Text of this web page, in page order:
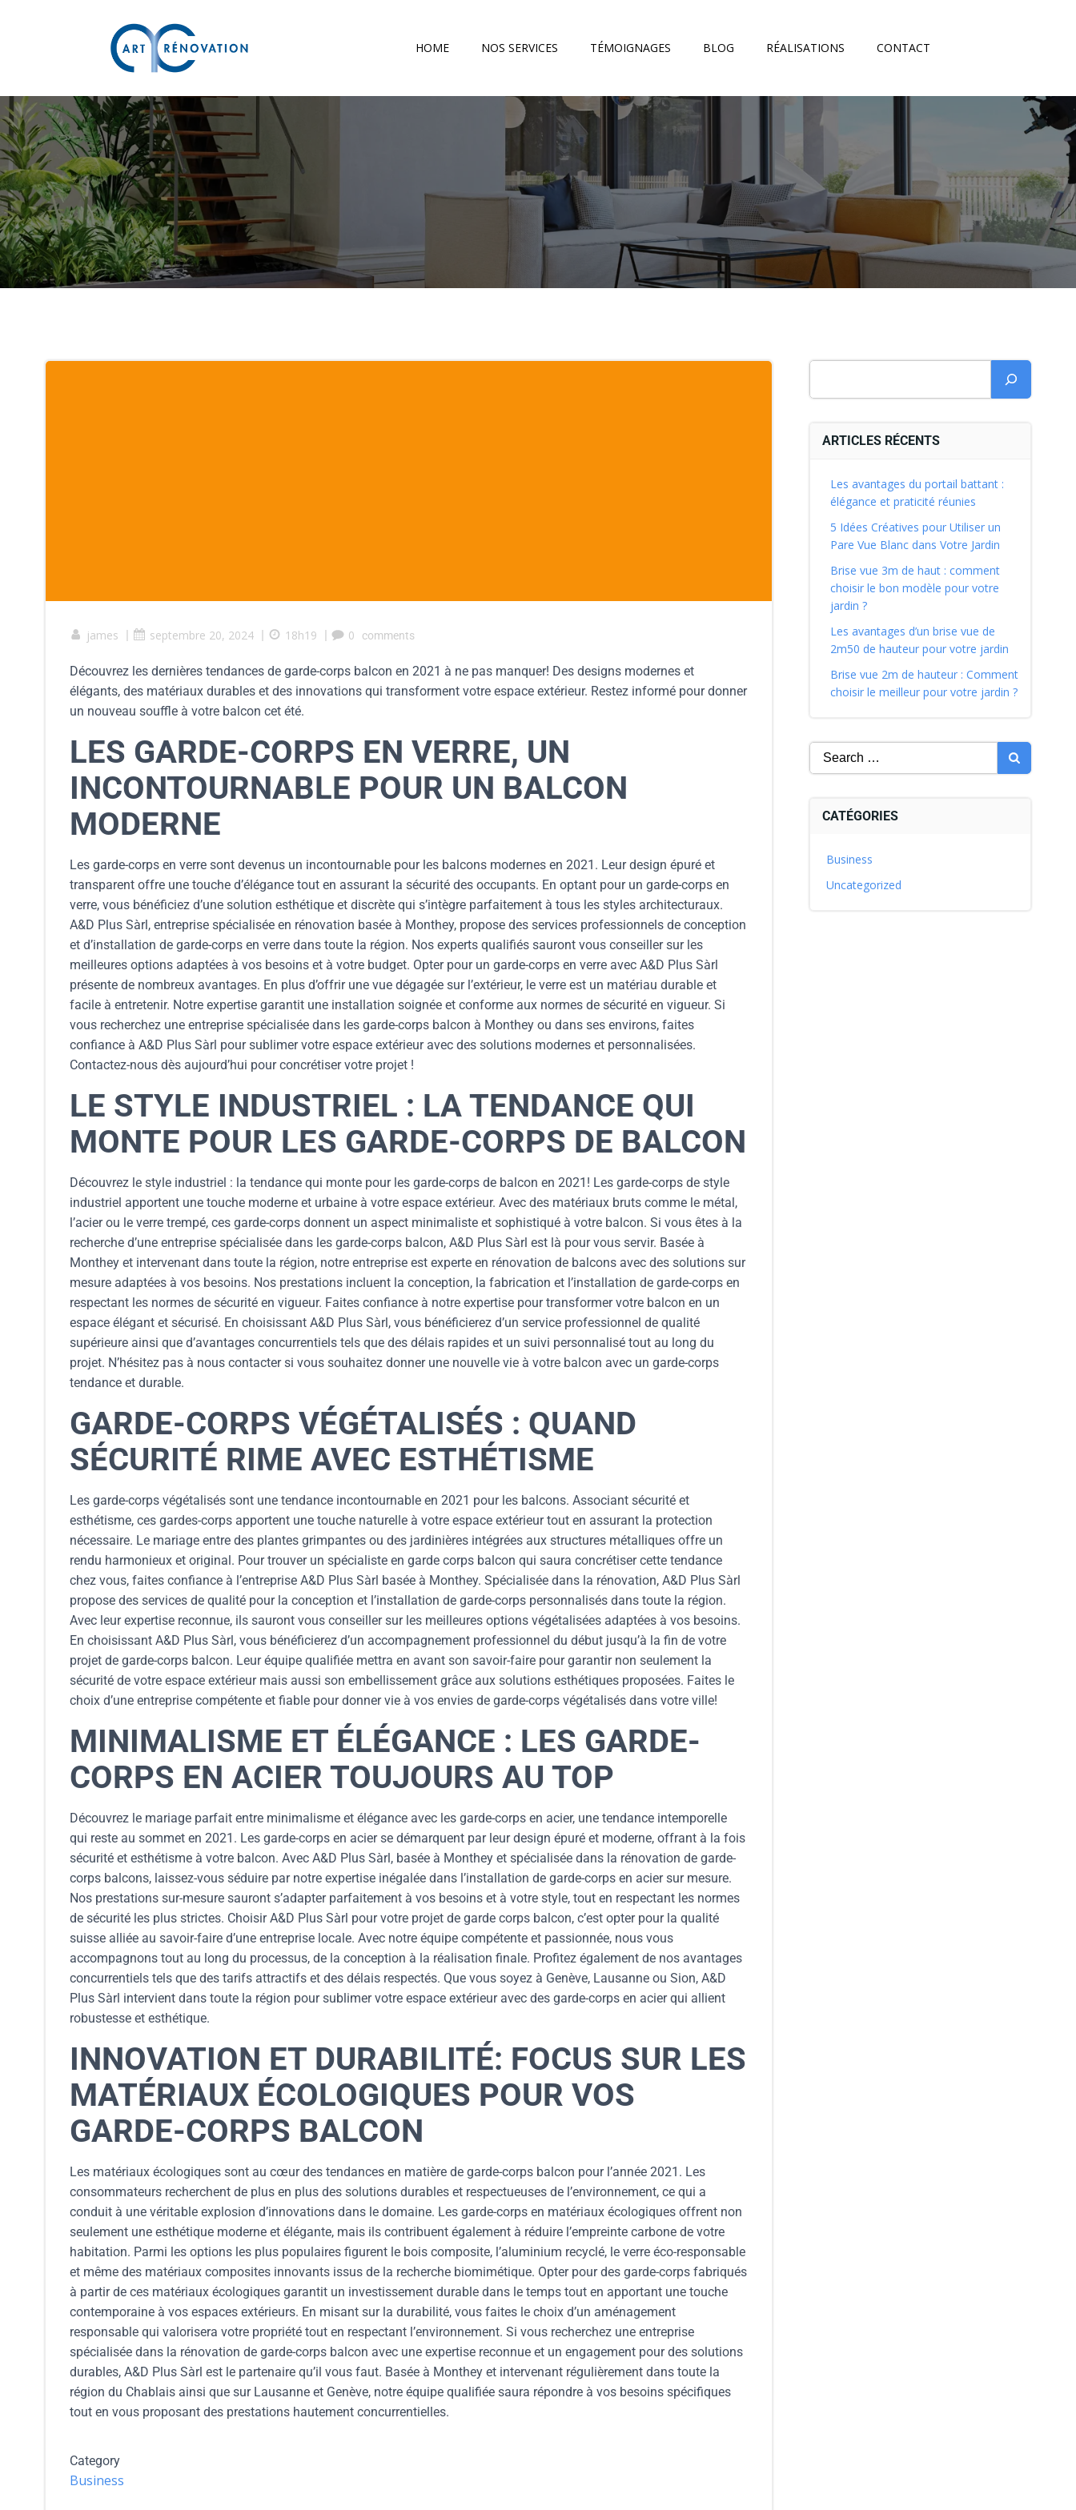
HOME NOS SERVICES TÉMOIGNAGES BLOG RÉALISATIONS CONTACT
james | septembre 20, 2024 | 18h19 | 0 comments
Découvrez les dernières tendances de garde-corps balcon en 2021 à ne pas manquer! Des designs modernes et
élégants, des matériaux durables et des innovations qui transforment votre espace extérieur. Restez informé pour donner
un nouveau souffle à votre balcon cet été.
LES GARDE-CORPS EN VERRE, UN
INCONTOURNABLE POUR UN BALCON
MODERNE
Les garde-corps en verre sont devenus un incontournable pour les balcons modernes en 2021. Leur design épuré et
transparent offre une touche d’élégance tout en assurant la sécurité des occupants. En optant pour un garde-corps en
verre, vous bénéficiez d’une solution esthétique et discrète qui s’intègre parfaitement à tous les styles architecturaux.
A&D Plus Sàrl, entreprise spécialisée en rénovation basée à Monthey, propose des services professionnels de conception
et d’installation de garde-corps en verre dans toute la région. Nos experts qualifiés sauront vous conseiller sur les
meilleures options adaptées à vos besoins et à votre budget. Opter pour un garde-corps en verre avec A&D Plus Sàrl
présente de nombreux avantages. En plus d’offrir une vue dégagée sur l’extérieur, le verre est un matériau durable et
facile à entretenir. Notre expertise garantit une installation soignée et conforme aux normes de sécurité en vigueur. Si
vous recherchez une entreprise spécialisée dans les garde-corps balcon à Monthey ou dans ses environs, faites
confiance à A&D Plus Sàrl pour sublimer votre espace extérieur avec des solutions modernes et personnalisées.
Contactez-nous dès aujourd’hui pour concrétiser votre projet !
LE STYLE INDUSTRIEL : LA TENDANCE QUI
MONTE POUR LES GARDE-CORPS DE BALCON
Découvrez le style industriel : la tendance qui monte pour les garde-corps de balcon en 2021! Les garde-corps de style
industriel apportent une touche moderne et urbaine à votre espace extérieur. Avec des matériaux bruts comme le métal,
l’acier ou le verre trempé, ces garde-corps donnent un aspect minimaliste et sophistiqué à votre balcon. Si vous êtes à la
recherche d’une entreprise spécialisée dans les garde-corps balcon, A&D Plus Sàrl est là pour vous servir. Basée à
Monthey et intervenant dans toute la région, notre entreprise est experte en rénovation de balcons avec des solutions sur
mesure adaptées à vos besoins. Nos prestations incluent la conception, la fabrication et l’installation de garde-corps en
respectant les normes de sécurité en vigueur. Faites confiance à notre expertise pour transformer votre balcon en un
espace élégant et sécurisé. En choisissant A&D Plus Sàrl, vous bénéficierez d’un service professionnel de qualité
supérieure ainsi que d’avantages concurrentiels tels que des délais rapides et un suivi personnalisé tout au long du
projet. N’hésitez pas à nous contacter si vous souhaitez donner une nouvelle vie à votre balcon avec un garde-corps
tendance et durable.
GARDE-CORPS VÉGÉTALISÉS : QUAND
SÉCURITÉ RIME AVEC ESTHÉTISME
Les garde-corps végétalisés sont une tendance incontournable en 2021 pour les balcons. Associant sécurité et
esthétisme, ces gardes-corps apportent une touche naturelle à votre espace extérieur tout en assurant la protection
nécessaire. Le mariage entre des plantes grimpantes ou des jardinières intégrées aux structures métalliques offre un
rendu harmonieux et original. Pour trouver un spécialiste en garde corps balcon qui saura concrétiser cette tendance
chez vous, faites confiance à l’entreprise A&D Plus Sàrl basée à Monthey. Spécialisée dans la rénovation, A&D Plus Sàrl
propose des services de qualité pour la conception et l’installation de garde-corps personnalisés dans toute la région.
Avec leur expertise reconnue, ils sauront vous conseiller sur les meilleures options végétalisées adaptées à vos besoins.
En choisissant A&D Plus Sàrl, vous bénéficierez d’un accompagnement professionnel du début jusqu’à la fin de votre
projet de garde-corps balcon. Leur équipe qualifiée mettra en avant son savoir-faire pour garantir non seulement la
sécurité de votre espace extérieur mais aussi son embellissement grâce aux solutions esthétiques proposées. Faites le
choix d’une entreprise compétente et fiable pour donner vie à vos envies de garde-corps végétalisés dans votre ville!
MINIMALISME ET ÉLÉGANCE : LES GARDE-
CORPS EN ACIER TOUJOURS AU TOP
Découvrez le mariage parfait entre minimalisme et élégance avec les garde-corps en acier, une tendance intemporelle
qui reste au sommet en 2021. Les garde-corps en acier se démarquent par leur design épuré et moderne, offrant à la fois
sécurité et esthétisme à votre balcon. Avec A&D Plus Sàrl, basée à Monthey et spécialisée dans la rénovation de garde-
corps balcons, laissez-vous séduire par notre expertise inégalée dans l’installation de garde-corps en acier sur mesure.
Nos prestations sur-mesure sauront s’adapter parfaitement à vos besoins et à votre style, tout en respectant les normes
de sécurité les plus strictes. Choisir A&D Plus Sàrl pour votre projet de garde corps balcon, c’est opter pour la qualité
suisse alliée au savoir-faire d’une entreprise locale. Avec notre équipe compétente et passionnée, nous vous
accompagnons tout au long du processus, de la conception à la réalisation finale. Profitez également de nos avantages
concurrentiels tels que des tarifs attractifs et des délais respectés. Que vous soyez à Genève, Lausanne ou Sion, A&D
Plus Sàrl intervient dans toute la région pour sublimer votre espace extérieur avec des garde-corps en acier qui allient
robustesse et esthétique.
INNOVATION ET DURABILITÉ: FOCUS SUR LES
MATÉRIAUX ÉCOLOGIQUES POUR VOS
GARDE-CORPS BALCON
Les matériaux écologiques sont au cœur des tendances en matière de garde-corps balcon pour l’année 2021. Les
consommateurs recherchent de plus en plus des solutions durables et respectueuses de l’environnement, ce qui a
conduit à une véritable explosion d’innovations dans le domaine. Les garde-corps en matériaux écologiques offrent non
seulement une esthétique moderne et élégante, mais ils contribuent également à réduire l’empreinte carbone de votre
habitation. Parmi les options les plus populaires figurent le bois composite, l’aluminium recyclé, le verre éco-responsable
et même des matériaux composites innovants issus de la recherche biomimétique. Opter pour des garde-corps fabriqués
à partir de ces matériaux écologiques garantit un investissement durable dans le temps tout en apportant une touche
contemporaine à vos espaces extérieurs. En misant sur la durabilité, vous faites le choix d’un aménagement
responsable qui valorisera votre propriété tout en respectant l’environnement. Si vous recherchez une entreprise
spécialisée dans la rénovation de garde-corps balcon avec une expertise reconnue et un engagement pour des solutions
durables, A&D Plus Sàrl est le partenaire qu’il vous faut. Basée à Monthey et intervenant régulièrement dans toute la
région du Chablais ainsi que sur Lausanne et Genève, notre équipe qualifiée saura répondre à vos besoins spécifiques
tout en vous proposant des prestations hautement concurrentielles.
Category
Business
ARTICLES RÉCENTS
Les avantages du portail battant :
élégance et praticité réunies
5 Idées Créatives pour Utiliser un
Pare Vue Blanc dans Votre Jardin
Brise vue 3m de haut : comment
choisir le bon modèle pour votre
jardin ?
Les avantages d’un brise vue de
2m50 de hauteur pour votre jardin
Brise vue 2m de hauteur : Comment
choisir le meilleur pour votre jardin ?
CATÉGORIES
Business
Uncategorized